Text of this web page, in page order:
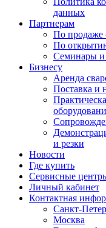
данных
Партнерам
По продаже
По
Семинары и
Бизнесу
Аренда
Поставка и
и резки
Новости
Где купить
Сервисные
Личный кабинет
Контактная
Санкт-
Москва